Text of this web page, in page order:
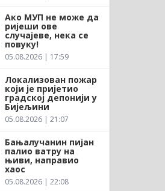
Ако МУП не може да
ријеши ове
случајеве, нека се
повуку!
05.08.2026 | 17:59
Локализован пожар
који је пријетио
градској депонији у
Бијељини
05.08.2026 | 21:07
Бањалучанин пијан
палио ватру на
њиви, направио
хаос
05.08.2026 | 22:08